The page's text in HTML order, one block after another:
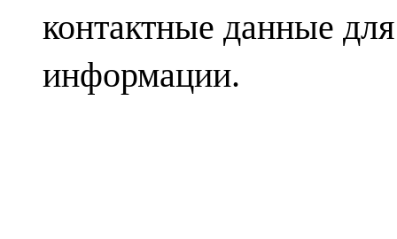
контактные данные
информации.